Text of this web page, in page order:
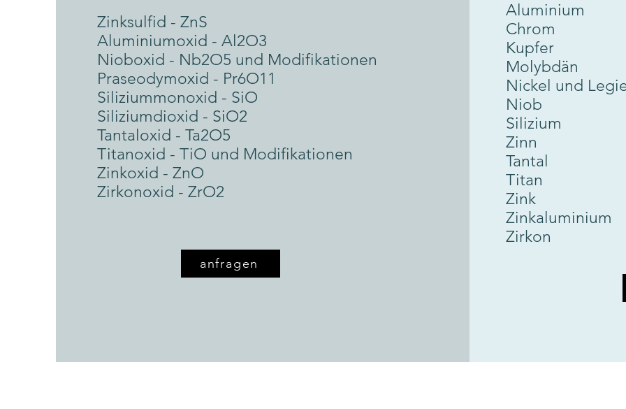
Zinksulfid - ZnS
Aluminiumoxid - Al2O3
Nioboxid - Nb2O5 und Modifikationen
Praseodymoxid - Pr6O11
Siliziummonoxid - SiO
Siliziumdioxid - SiO2
Tantaloxid - Ta2O5
Titanoxid - TiO und Modifikationen
Zinkoxid - ZnO
Zirkonoxid - ZrO2
anfragen
Aluminium
Chrom
Kupfer
Molybdän
Nickel und
Niob
Silizium
Zinn
Tantal
Titan
Zink
Zinkaluminium
Zirkon